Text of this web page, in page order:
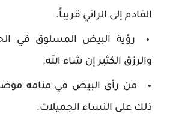
القادم إلى الرائي قريباً.
رؤية البيض المسلوق في
والرزق الكثير إن شاء الله.
من رأى البيض في منامه
ذلك على النساء الجميلات.